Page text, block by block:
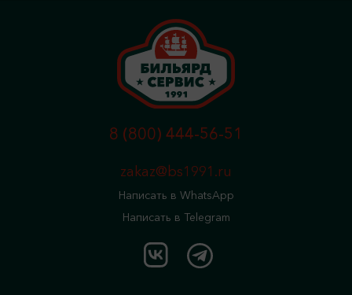
8 (800) 444-56-51
zakaz@bs1991.ru
Написать в WhatsApp
Написать в Telegram